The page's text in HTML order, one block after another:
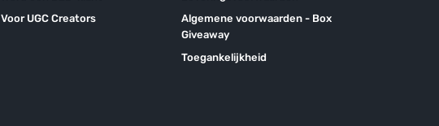
Voor UGC Creators
Algemene voorwaarden - Box
Giveaway
Toegankelijkheid